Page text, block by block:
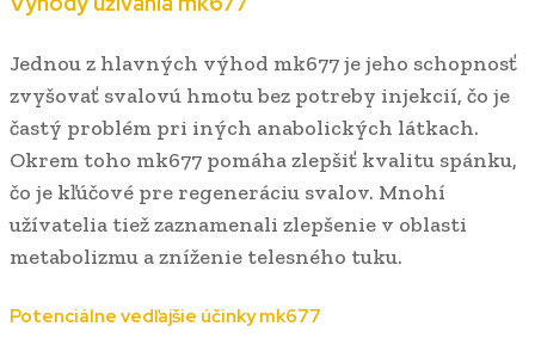
Jednou z hlavných výhod mk677 je jeho schopnosť
zvyšovať svalovú hmotu bez potreby injekcií, čo je
častý problém pri iných anabolických látkach.
Okrem toho mk677 pomáha zlepšiť kvalitu spánku,
čo je kľúčové pre regeneráciu svalov. Mnohí
užívatelia tiež zaznamenali zlepšenie v oblasti
metabolizmu a zníženie telesného tuku.
Potenciálne vedľajšie účinky mk677